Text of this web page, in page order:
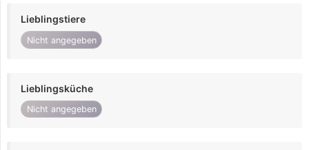
Lieblingstiere
Nicht angegeben
Lieblingsküche
Nicht angegeben